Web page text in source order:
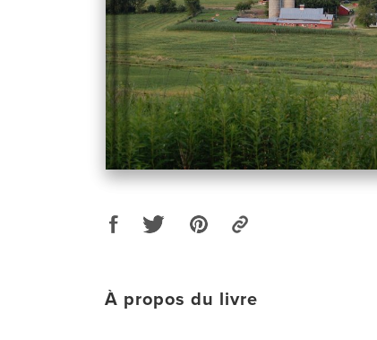
À propos du livre